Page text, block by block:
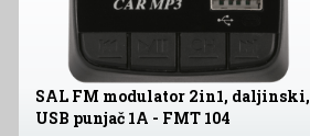
SAL FM modulator 2in1, daljinski,
USB punjač 1A - FMT 104